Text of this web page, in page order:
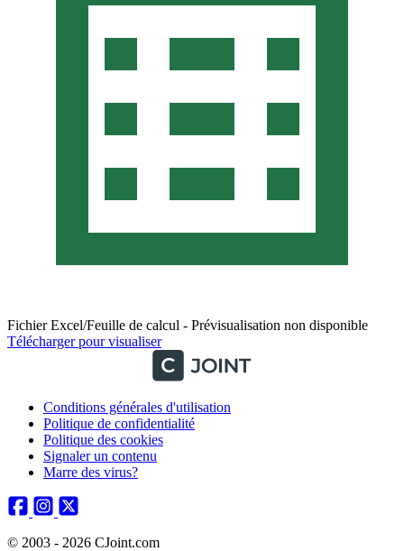
Fichier Excel/Feuille de calcul - Prévisualisation non disponible
Télécharger pour visualiser
Conditions générales d'utilisation
Politique de confidentialité
Politique des cookies
Signaler un contenu
Marre des virus?
© 2003 - 2026 CJoint.com